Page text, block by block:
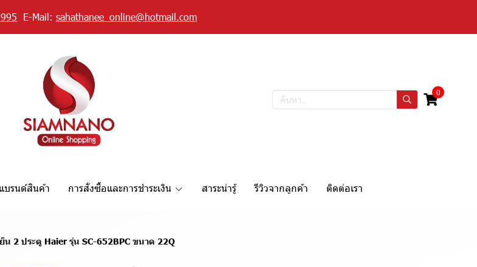
E-Mail: sahathanee_online@hotmail.com
0
แบรนด์สินค้า การสั่งซื้อและการชำระเงิน สาระน่ารู้ รีวิวจากลูกค้า ติดต่อเรา
น 2 ประตู Haier รุ่น SC-652BPC ขนาด 22Q